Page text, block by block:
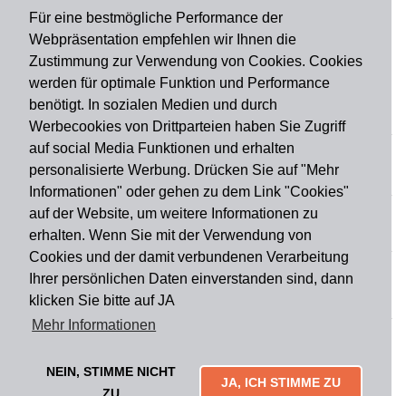
Für eine bestmögliche Performance der
Webpräsentation empfehlen wir Ihnen die
Zustimmung zur Verwendung von Cookies. Cookies
werden für optimale Funktion und Performance
benötigt. In sozialen Medien und durch
Werbecookies von Drittparteien haben Sie Zugriff
auf social Media Funktionen und erhalten
personalisierte Werbung. Drücken Sie auf "Mehr
Informationen" oder gehen zu dem Link "Cookies"
auf der Website, um weitere Informationen zu
erhalten. Wenn Sie mit der Verwendung von
Cookies und der damit verbundenen Verarbeitung
Ihrer persönlichen Daten einverstanden sind, dann
klicken Sie bitte auf JA
Mehr Informationen
NEIN, STIMME NICHT
JA, ICH STIMME ZU
Zahlungsart
Versandart
Du findest uns auch auf
Informationen
Impressum Widerruf
Mytailor croodles